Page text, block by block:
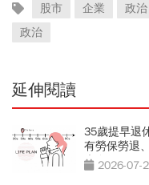
股市 企業 政治
政治
延伸閱讀
35歲提早退
有勞保勞退
光存款
2026-07-